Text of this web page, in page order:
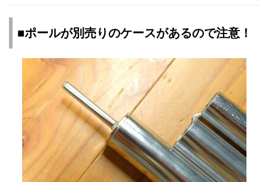
■ポールが別売りのケースがあるので注意！